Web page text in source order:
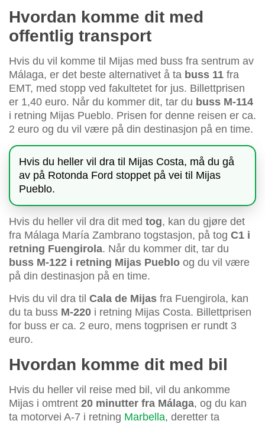
Hvordan komme dit med
offentlig transport
Hvis du vil komme til Mijas med buss fra sentrum av
Málaga, er det beste alternativet å ta buss 11 fra
EMT, med stopp ved fakultetet for jus. Billettprisen
er 1,40 euro. Når du kommer dit, tar du buss M-114
i retning Mijas Pueblo. Prisen for denne reisen er ca.
2 euro og du vil være på din destinasjon på en time.
Hvis du heller vil dra til Mijas Costa, må du gå
av på Rotonda Ford stoppet på vei til Mijas
Pueblo.
Hvis du heller vil dra dit med tog, kan du gjøre det
fra Málaga María Zambrano togstasjon, på tog C1 i
retning Fuengirola. Når du kommer dit, tar du
buss M-122 i retning Mijas Pueblo og du vil være
på din destinasjon på en time.
Hvis du vil dra til Cala de Mijas fra Fuengirola, kan
du ta buss M-220 i retning Mijas Costa. Billettprisen
for buss er ca. 2 euro, mens togprisen er rundt 3
euro.
Hvordan komme dit med bil
Hvis du heller vil reise med bil, vil du ankomme
Mijas i omtrent 20 minutter fra Málaga, og du kan
ta motorvei A-7 i retning Marbella, deretter ta